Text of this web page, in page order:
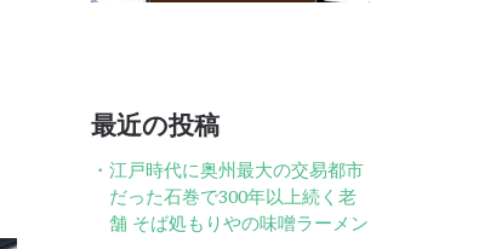
最近の投稿
江戸時代に奥州最大の交易都市
だった石巻で300年以上続く老
舗 そば処もりやの味噌ラーメン